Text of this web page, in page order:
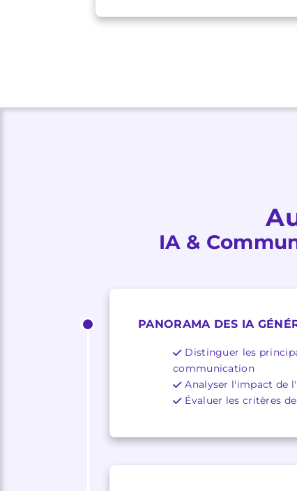
IA &
PANORAMA DES IA
Distinguer les
communication
Analyser l'impact de
Évaluer les critères